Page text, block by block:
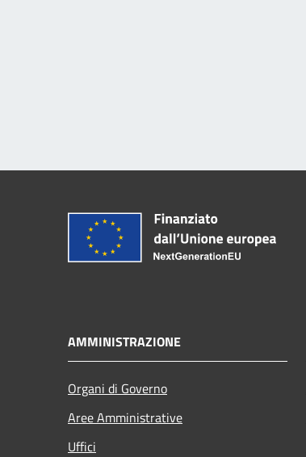
AMMINISTRAZIONE
Organi di Governo
Aree Amministrative
Uffici